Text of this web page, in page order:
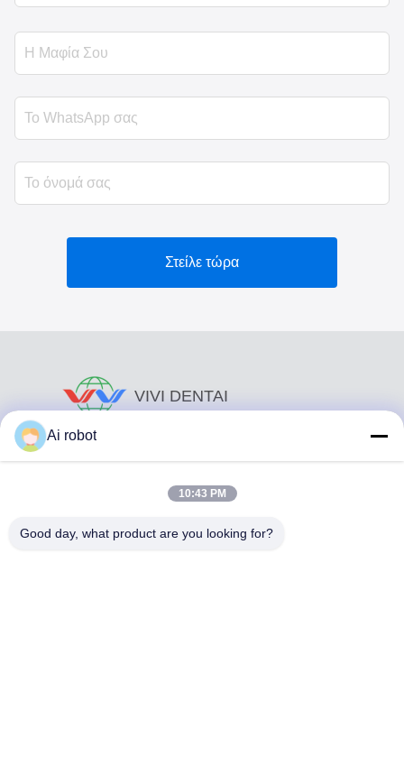
Στείλε τώρα
VIVI DENTAI
Ai robot
10:43 PM
Good day, what product are you looking for?